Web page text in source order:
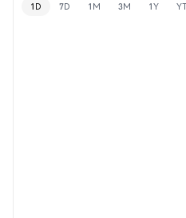
1D 7D 1M 3M 1Y